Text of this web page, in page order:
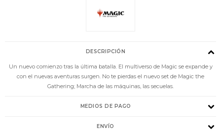
DESCRIPCIÓN
Un nuevo comienzo tras la última batalla. El multiverso de Magic se expande y
con el nuevas aventuras surgen. No te pierdas el nuevo set de Magic the
Gathering; Marcha de las máquinas, las secuelas.
MEDIOS DE PAGO
ENVÍO